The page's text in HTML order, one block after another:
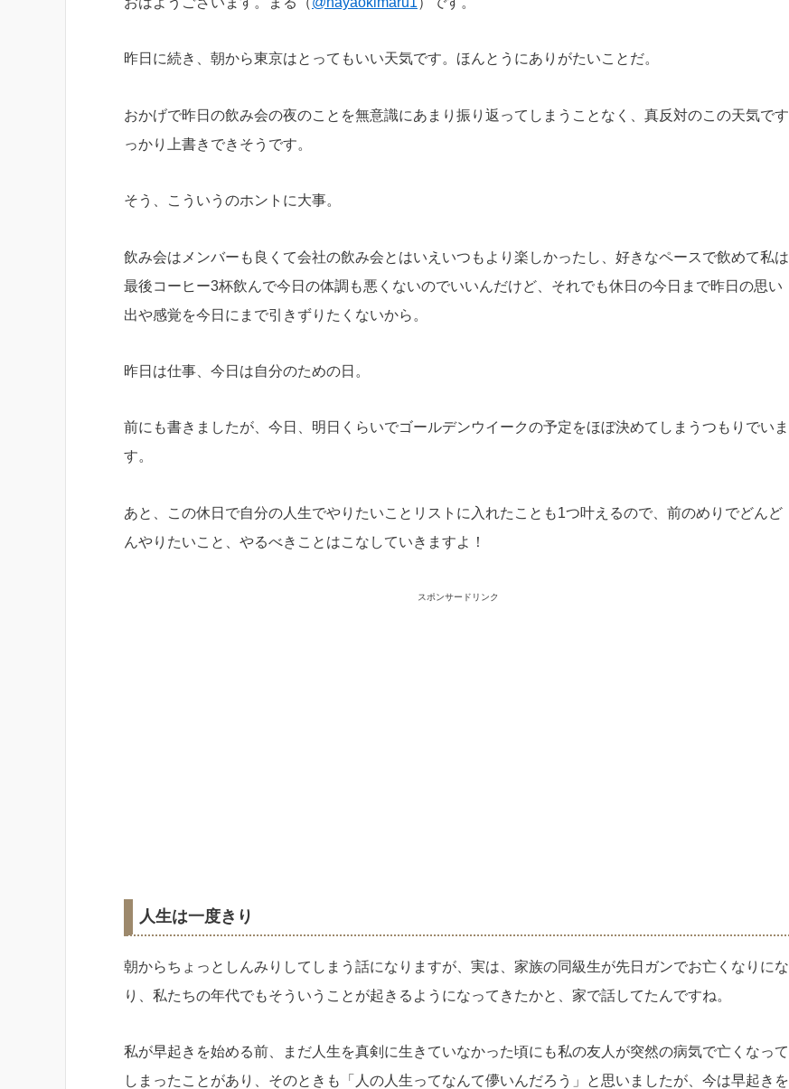
昨日に続き、朝から東京はとってもいい天気です。ほんとうにありがたいことだ。
おかげで昨日の飲み会の夜のことを無意識にあまり振り返ってしまうことなく、真反対のこの天気です
っかり上書きできそうです。
そう、こういうのホントに大事。
飲み会はメンバーも良くて会社の飲み会とはいえいつもより楽しかったし、好きなペースで飲めて私は
最後コーヒー3杯飲んで今日の体調も悪くないのでいいんだけど、それでも休日の今日まで昨日の思い
出や感覚を今日にまで引きずりたくないから。
昨日は仕事、今日は自分のための日。
前にも書きましたが、今日、明日くらいでゴールデンウイークの予定をほぼ決めてしまうつもりでいま
す。
あと、この休日で自分の人生でやりたいことリストに入れたことも1つ叶えるので、前のめりでどんど
んやりたいこと、やるべきことはこなしていきますよ！
スポンサードリンク
人生は一度きり
朝からちょっとしんみりしてしまう話になりますが、実は、家族の同級生が先日ガンでお亡くなりにな
り、私たちの年代でもそういうことが起きるようになってきたかと、家で話してたんですね。
私が早起きを始める前、まだ人生を真剣に生きていなかった頃にも私の友人が突然の病気で亡くなって
しまったことがあり、そのときも「人の人生ってなんて儚いんだろう」と思いましたが、今は早起きを